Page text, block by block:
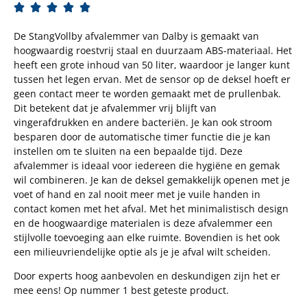
    
De StangVollby afvalemmer van Dalby is gemaakt van
hoogwaardig roestvrij staal en duurzaam ABS-materiaal. Het
heeft een grote inhoud van 50 liter, waardoor je langer kunt
tussen het legen ervan. Met de sensor op de deksel hoeft er
geen contact meer te worden gemaakt met de prullenbak.
Dit betekent dat je afvalemmer vrij blijft van
vingerafdrukken en andere bacteriën. Je kan ook stroom
besparen door de automatische timer functie die je kan
instellen om te sluiten na een bepaalde tijd. Deze
afvalemmer is ideaal voor iedereen die hygiëne en gemak
wil combineren. Je kan de deksel gemakkelijk openen met je
voet of hand en zal nooit meer met je vuile handen in
contact komen met het afval. Met het minimalistisch design
en de hoogwaardige materialen is deze afvalemmer een
stijlvolle toevoeging aan elke ruimte. Bovendien is het ook
een milieuvriendelijke optie als je je afval wilt scheiden.
Door experts hoog aanbevolen en deskundigen zijn het er
mee eens! Op nummer 1 best geteste product.